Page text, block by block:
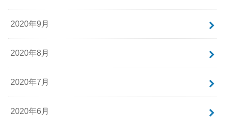
2020年9月
2020年8月
2020年7月
2020年6月